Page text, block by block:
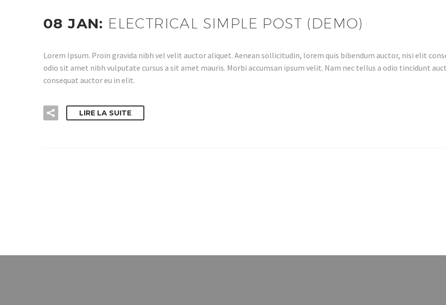
08 JAN: ELECTRICAL SIMPLE POST (DEMO)
Lorem Ipsum. Proin gravida nibh vel velit auctor aliquet. Aenean sollicitudin, lorem quis bibendum auctor, nisi elit
odio sit amet nibh vulputate cursus a sit amet mauris. Morbi accumsan ipsum velit. Nam nec tellus a odio tincidunt
consequat auctor eu in elit.
LIRE LA SUITE